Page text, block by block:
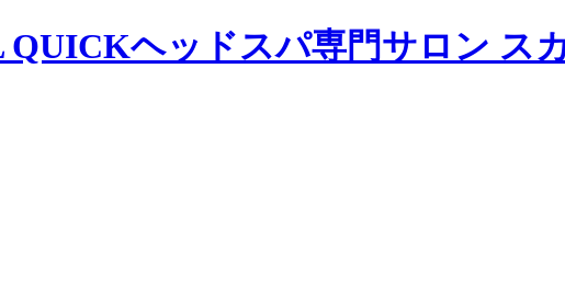
ヘッドスパ専門サロン ス